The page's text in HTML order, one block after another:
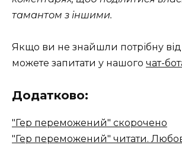
тамантом з іншими.
Якщо ви не знайшли потрібну
можете запитати у нашого чат-
Додатково:
"Гер переможений" скорочено
"Гер переможений" читати.